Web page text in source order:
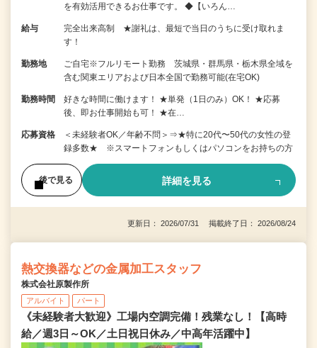
を有効活用できるお仕事です。 ◆【いろん…
給与
完全出来高制 ★謝礼は、最短で当日のうちに受け取れま
す！
勤務地
ご自宅※フルリモート勤務 茨城県・群馬県・栃木県全域を
含む関東エリアおよび日本全国で勤務可能(在宅OK)
勤務時間
好きな時間に働けます！ ★単発（1日のみ）OK！ ★応募
後、即お仕事開始も可！ ★在…
応募資格
＜未経験者OK／年齢不問＞⇒★特に20代〜50代の女性の登
録多数★ ※スマートフォンもしくはパソコンをお持ちの方
後で見る 詳細を見る
更新日： 2026/07/31 掲載終了日： 2026/08/24
熱交換器などの金属加工スタッフ
株式会社原製作所
アルバイト パート
《未経験者大歓迎》工場内空調完備！残業なし！【高時
給／週3日～OK／土日祝日休み／中高年活躍中】